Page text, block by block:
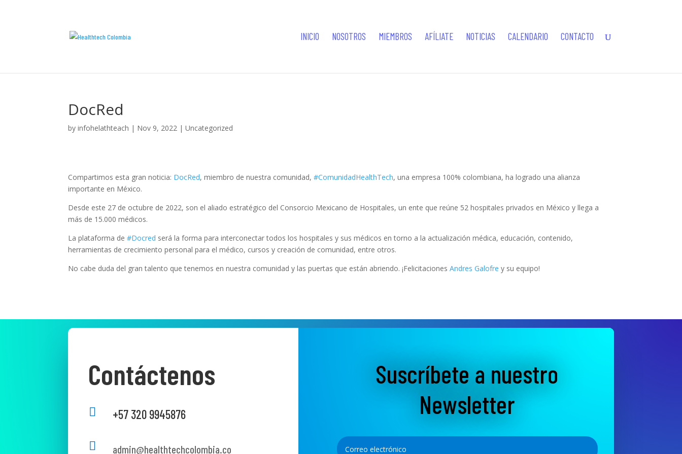
INICIO NOSOTROS MIEMBROS AFÍLIATE NOTICIAS CALENDARIO CONTACTO
DocRed
byinfohelathteach | Nov 9, 2022 |Uncategorized
Compartimos esta gran noticia: DocRed, miembro de nuestra comunidad, #ComunidadHealthTech, una empresa 100% colombiana, ha logrado una alianza
importante en México.
Desde este 27 de octubre de 2022, son el aliado estratégico del Consorcio Mexicano de Hospitales, un ente que reúne 52 hospitales privados en México y llega a
más de 15.000 médicos.
La plataforma de #Docred será la forma para interconectar todos los hospitales y sus médicos en torno a la actualización médica, educación, contenido,
herramientas de crecimiento personal para el médico, cursos y creación de comunidad, entre otros.
No cabe duda del gran talento que tenemos en nuestra comunidad y las puertas que están abriendo. ¡Felicitaciones Andres Galofre y su equipo!
Contáctenos
 +57 320 9945876
 admin@healthtechcolombia.co
Suscríbete a nuestro
Newsletter